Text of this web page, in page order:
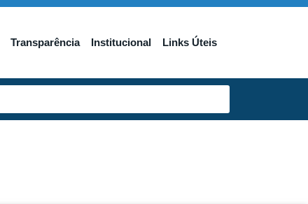
Transparência Institucional Links Úteis